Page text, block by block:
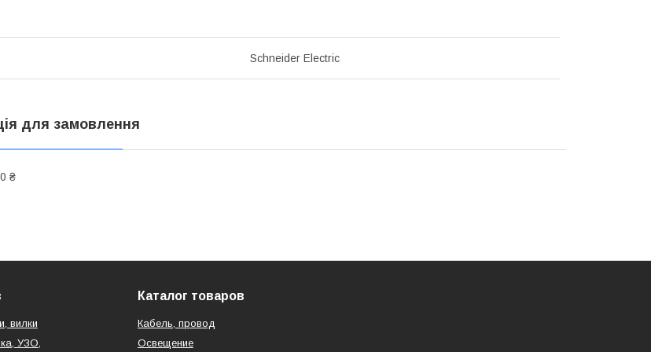
Schneider Electric
для замовлення
₴
вилки
УЗО,
Каталог товаров
Кабель, провод
Освещение